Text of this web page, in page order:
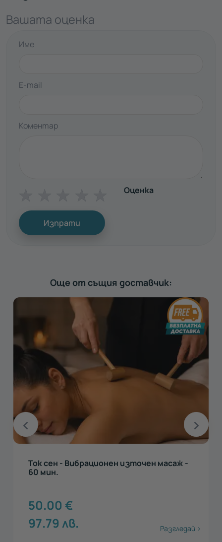
Вашата оценка
Име
E-mail
Коментар
Оценка
Изпрати
Още от същия доставчик:
Ток сен - Вибрационен източен масаж -
60 мин.
50.00 €
97.79 лв. Разгледай >